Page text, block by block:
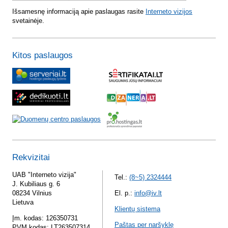
Išsamesnę informaciją apie paslaugas rasite Interneto vizijos
svetainėje.
Kitos paslaugos
Rekvizitai
UAB "Interneto vizija"
J. Kubiliaus g. 6
08234 Vilnius
Lietuva
Įm. kodas: 126350731
Tel.: (8~5) 2324444
El. p.: info@iv.lt
Klientų sistema
Paštas per naršyklę